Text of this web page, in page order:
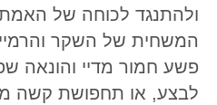
ולהתנגד לכוחה של
המשחית של השקר
פשע חמור מדיי והונאה
לבצע, או תחפושת קשה